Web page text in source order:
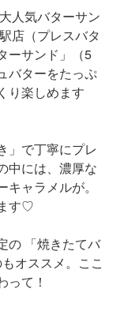
人気バターサン
店（プレスバタ
ーサンド」（5
バターをたっぷ
り楽しめます
」で丁寧にプレ
中には、濃厚な
ャラメルが。
す♡
の 「焼きたてバ
オススメ。ここ
って！